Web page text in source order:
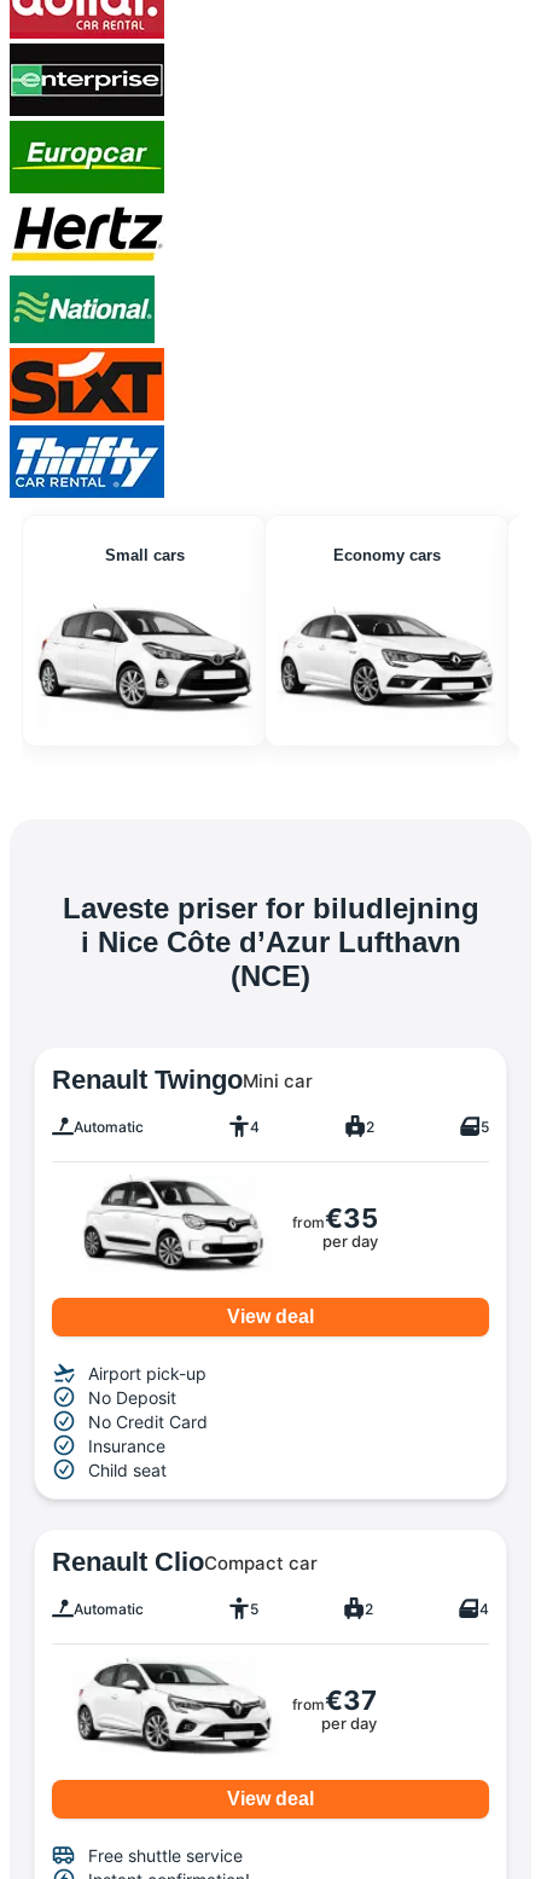
Small cars Economy cars
Laveste priser for biludlejning
i Nice Côte d’Azur Lufthavn
(NCE)
Renault TwingoMini car
Automatic 4 2 5
from€35
per day
View deal
Airport pick-up
No Deposit
No Credit Card
Insurance
Child seat
Renault ClioCompact car
Automatic 5 2 4
from€37
per day
View deal
Free shuttle service